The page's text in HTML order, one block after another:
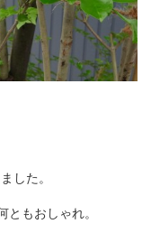
した。
もおしゃれ。